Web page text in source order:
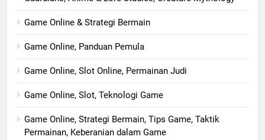
Game Online & Strategi Bermain
Game Online, Panduan Pemula
Game Online, Slot Online, Permainan Judi
Game Online, Slot, Teknologi Game
Game Online, Strategi Bermain, Tips Game, Taktik
Permainan, Keberanian dalam Game